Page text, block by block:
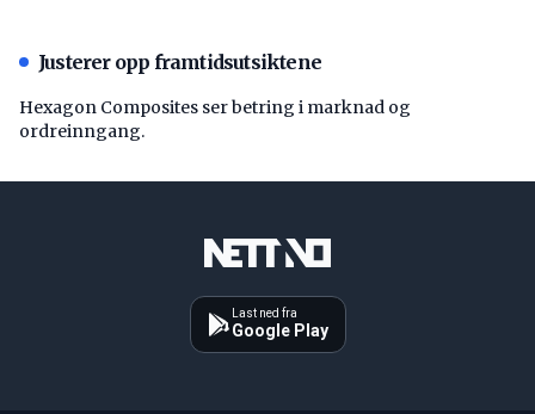
Justerer opp framtidsutsiktene
Hexagon Composites ser betring i marknad og
ordreinngang.
Last ned fra
Google Play